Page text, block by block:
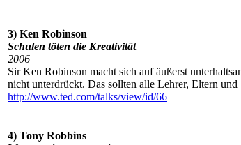
3) Ken Robinson
Schulen töten die Kreativität
2006
Sir Ken Robinson macht sich auf äußerst
nicht unterdrückt. Das sollten alle Lehrer, Eltern und
http://www.ted.com/talks/view/id/66
4) Tony Robbins